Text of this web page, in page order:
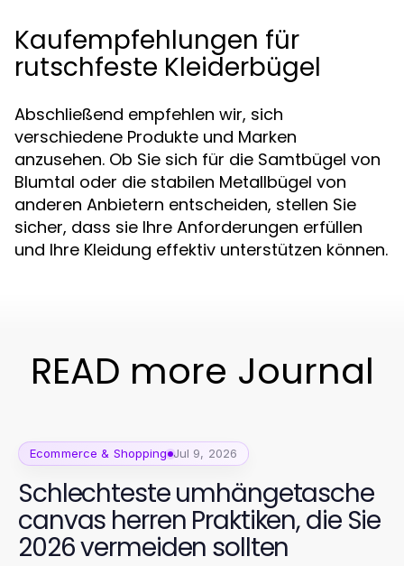
Kaufempfehlungen für
rutschfeste Kleiderbügel
Abschließend empfehlen wir, sich
verschiedene Produkte und Marken
anzusehen. Ob Sie sich für die Samtbügel von
Blumtal oder die stabilen Metallbügel von
anderen Anbietern entscheiden, stellen Sie
sicher, dass sie Ihre Anforderungen erfüllen
und Ihre Kleidung effektiv unterstützen können.
READ more Journal
Ecommerce & Shopping Jul 9, 2026
Schlechteste umhängetasche
canvas herren Praktiken, die Sie
2026 vermeiden sollten